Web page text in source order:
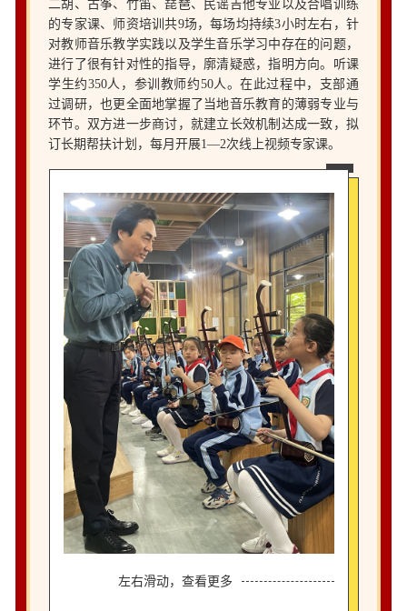
二胡、古筝、竹笛、琵琶、民谣吉他专业以及合唱训练
的专家课、师资培训共9场，每场均持续3小时左右，针
对教师音乐教学实践以及学生音乐学习中存在的问题，
进行了很有针对性的指导，廓清疑惑，指明方向。听课
学生约350人，参训教师约50人。在此过程中，支部通
过调研，也更全面地掌握了当地音乐教育的薄弱专业与
环节。双方进一步商讨，就建立长效机制达成一致，拟
订长期帮扶计划，每月开展1—2次线上视频专家课。
左右滑动，查看更多